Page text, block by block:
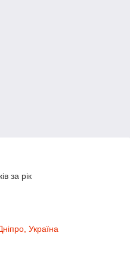
за рік
Україна